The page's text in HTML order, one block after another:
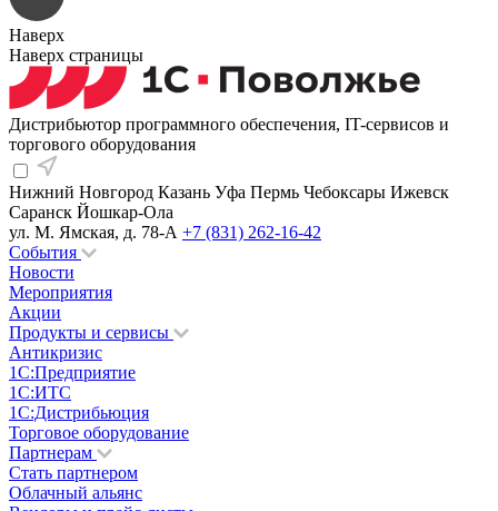
Наверх
Наверх страницы
Дистрибьютор программного обеспечения, IT-сервисов и
торгового оборудования
Нижний Новгород Казань Уфа Пермь Чебоксары Ижевск
Саранск Йошкар-Ола
ул. М. Ямская, д. 78-А +7 (831) 262-16-42
События
Новости
Мероприятия
Акции
Продукты и сервисы
Антикризис
1С:Предприятие
1С:ИТС
1С:Дистрибьюция
Торговое оборудование
Партнерам
Стать партнером
Облачный альянс